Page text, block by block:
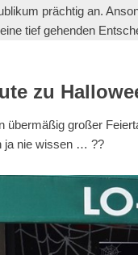
prächtig an.
tief gehenden
zu
übermäßig großer
ja nie wissen … ??